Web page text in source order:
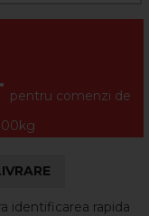
pentru comenzi de
identificarea rapida